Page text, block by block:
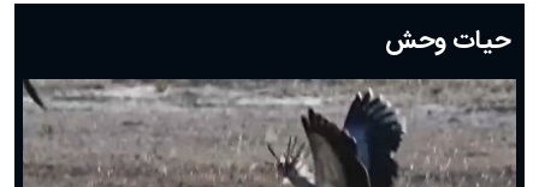
دعای روز بیستم ماه رمضان؛ ۱۹ اسفند ۱۴۰۴
دعای روز هشتم ماه مبارک رمضان؛ ۷ اسفند ماه ۱۴۰۴
دعای روز هفتم ماه رمضان؛ ۶ اسفند ۱۴۰۴
دعای روز ششم ماه رمضان؛ ۵ اسفند ۱۴۰۴
دعای روز پنجم ماه رمضان؛ ۴ اسفند ۱۴۰۴
دعای روز چهارم ماه مبارک رمضان؛ ۳ اسفند ۱۴۰۴
حیات وحش